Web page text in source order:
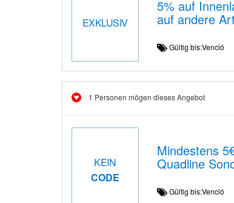
EXKLUSIV
5% auf
auf andere
Gültig bis:Venció
1 Personen mögen dieses Angebot
KEIN
CODE
Mindestens
Quadline
Gültig bis:Venció